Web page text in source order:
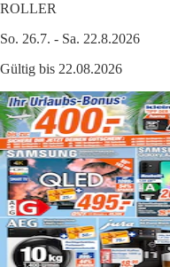
ROLLER
So. 26.7. - Sa. 22.8.2026
Gültig bis 22.08.2026